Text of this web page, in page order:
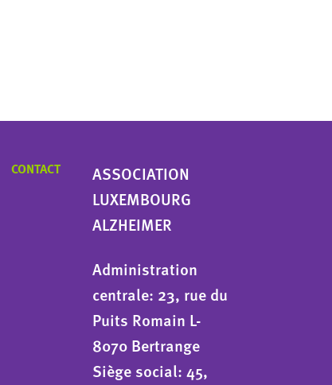
CONTACT
ASSOCIATION
LUXEMBOURG
ALZHEIMER
Administration
centrale: 23, rue du
Puits Romain L-
8070 Bertrange
Siège social: 45,